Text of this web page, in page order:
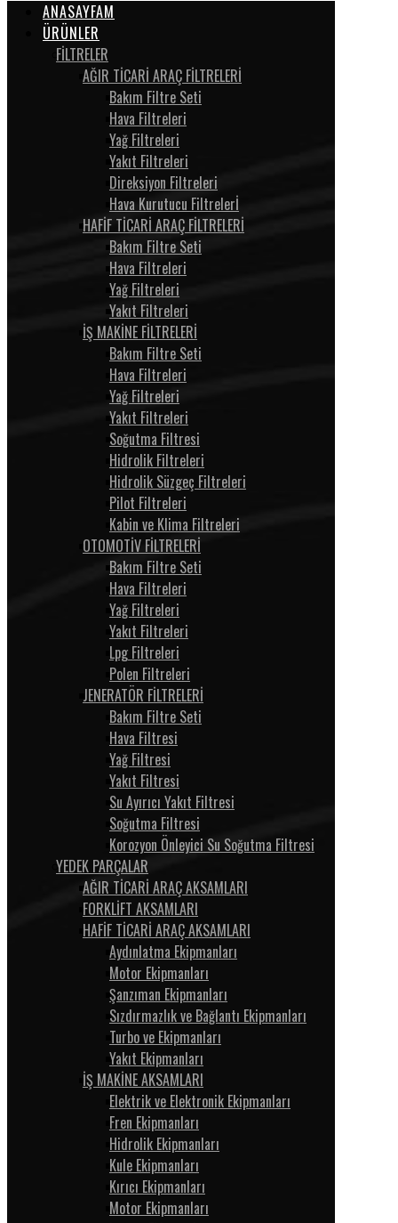
ANASAYFAM
ÜRÜNLER
FİLTRELER
AĞIR TİCARİ ARAÇ FİLTRELERİ
Bakım Filtre Seti
Hava Filtreleri
Yağ Filtreleri
Yakıt Filtreleri
Direksiyon Filtreleri
Hava Kurutucu Filtrelerİ
HAFİF TİCARİ ARAÇ FİLTRELERİ
Bakım Filtre Seti
Hava Filtreleri
Yağ Filtreleri
Yakıt Filtreleri
İŞ MAKİNE FİLTRELERİ
Bakım Filtre Seti
Hava Filtreleri
Yağ Filtreleri
Yakıt Filtreleri
Soğutma Filtresi
Hidrolik Filtreleri
Hidrolik Süzgeç Filtreleri
Pilot Filtreleri
Kabin ve Klima Filtreleri
OTOMOTİV FİLTRELERİ
Bakım Filtre Seti
Hava Filtreleri
Yağ Filtreleri
Yakıt Filtreleri
Lpg Filtreleri
Polen Filtreleri
JENERATÖR FİLTRELERİ
Bakım Filtre Seti
Hava Filtresi
Yağ Filtresi
Yakıt Filtresi
Su Ayırıcı Yakıt Filtresi
Soğutma Filtresi
Korozyon Önleyici Su Soğutma Filtresi
YEDEK PARÇALAR
AĞIR TİCARİ ARAÇ AKSAMLARI
FORKLİFT AKSAMLARI
HAFİF TİCARİ ARAÇ AKSAMLARI
Aydınlatma Ekipmanları
Motor Ekipmanları
Şanzıman Ekipmanları
Sızdırmazlık ve Bağlantı Ekipmanları
Turbo ve Ekipmanları
Yakıt Ekipmanları
İŞ MAKİNE AKSAMLARI
Elektrik ve Elektronik Ekipmanları
Fren Ekipmanları
Hidrolik Ekipmanları
Kule Ekipmanları
Kırıcı Ekipmanları
Motor Ekipmanları